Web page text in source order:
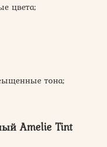
цвета;
тона;
Amelie Tint